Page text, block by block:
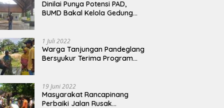
Dinilai Punya Potensi PAD,
BUMD Bakal Kelola Gedung
1 Juli 2022
Warga Tanjungan Pandeglang
Bersyukur Terima Program
19 Juni 2022
Masyarakat Rancapinang
Perbaiki Jalan Rusak